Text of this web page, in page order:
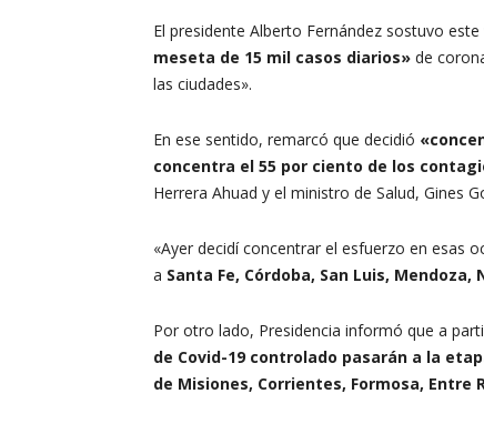
El presidente Alberto Fernández sostuvo este
meseta de 15 mil casos diarios» de
las ciudades».
En ese sentido, remarcó que decidió
concentra el 55 por ciento de los
Herrera Ahuad y el ministro de Salud, Gines
«Ayer decidí concentrar el esfuerzo en esas
a Santa Fe, Córdoba, San Luis,
Por otro lado, Presidencia informó que a
de Covid-19 controlado pasarán a la
de Misiones, Corrientes, Formosa, Entre